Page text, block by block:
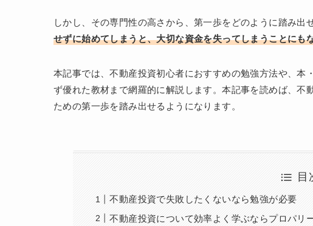
しかし、その専門性の高さから、第一歩をどのように踏み出
せずに始めてしまうと、大切な資金を失ってしまうことにも
本記事では、不動産投資初心者におすすめの勉強方法や、本
ず優れた教材まで網羅的に解説します。本記事を読めば、不
ための第一歩を踏み出せるようになります。
目
不動産投資で失敗したくないなら勉強が必要
不動産投資について効率よく学ぶならプロパリ